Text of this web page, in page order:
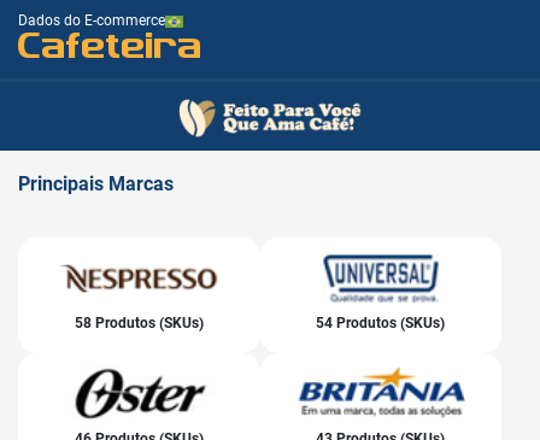
Dados do E-commerce
Cafeteira
Principais Marcas
58 Produtos (SKUs) 54 Produtos (SKUs)